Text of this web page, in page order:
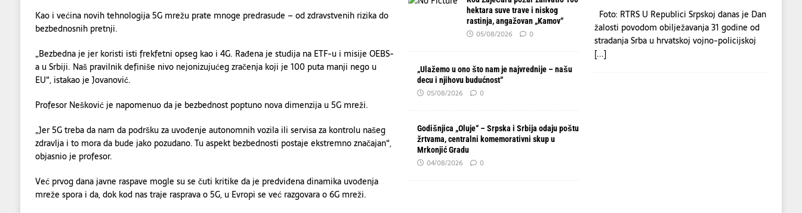
Kao i većina novih tehnologija 5G mrežu prate mnoge predrasude – od zdravstvenih rizika do
bezbednosnih pretnji.
„Bezbedna je jer koristi isti frekfetni opseg kao i 4G. Rađena je studija na ETF-u i misije OEBS-
a u Srbiji. Naš pravilnik definiše nivo nejonizujućeg zračenja koji je 100 puta manji nego u
EU“, istakao je Jovanović.
Profesor Nešković je napomenuo da je bezbednost poptuno nova dimenzija u 5G mreži.
„Jer 5G treba da nam da podršku za uvođenje autonomnih vozila ili servisa za kontrolu našeg
zdravlja i to mora da bude jako pozudano. Tu aspekt bezbednosti postaje ekstremno značajan“,
objasnio je profesor.
Već prvog dana javne raspave mogle su se čuti kritike da je predviđena dinamika uvođenja
mreže spora i da, dok kod nas traje rasprava o 5G, u Evropi se već razgovara o 6G mreži.
hektara suve trave i niskog
rastinja, angažovan „Kamov“
05/08/2026 0
„Ulažemo u ono što nam je najvrednije – našu
decu i njihovu budućnost“
05/08/2026 0
Godišnjica „Oluje“ – Srpska i Srbija odaju poštu
žrtvama, centralni komemorativni skup u
Mrkonjić Gradu
04/08/2026 0
Foto: RTRS U Republici Srpskoj danas je Dan
žalosti povodom obilježavanja 31 godine od
stradanja Srba u hrvatskoj vojno-policijskoj
[...]